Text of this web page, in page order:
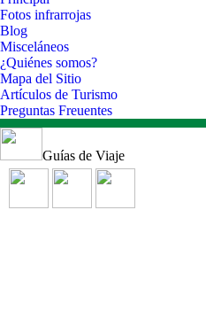
Fotos infrarrojas
Blog
Misceláneos
¿Quiénes somos?
Mapa del Sitio
Artículos de Turismo
Preguntas Freuentes
Guías de Viaje